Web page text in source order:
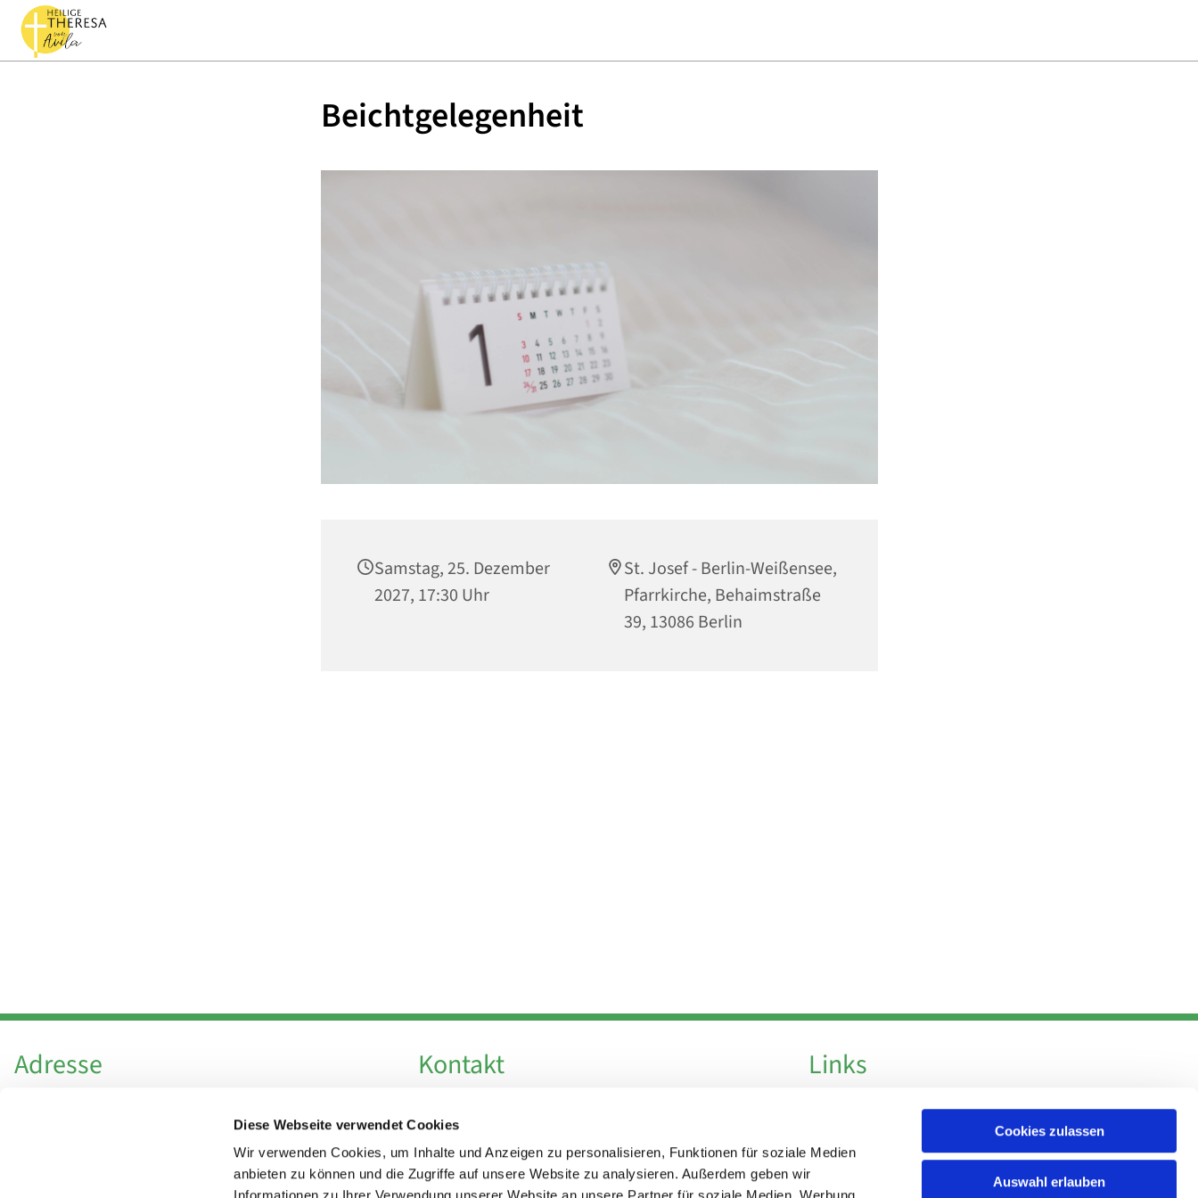
Diese Webseite verwendet Cookies
Wir verwenden Cookies, um Inhalte und Anzeigen zu personalisieren, Funktionen für soziale Medien
anbieten zu können und die Zugriffe auf unsere Website zu analysieren. Außerdem geben wir
Cookies zulassen
Auswahl erlauben
Beichtgelegenheit
Samstag, 25. Dezember
2027, 17:30 Uhr
St. Josef - Berlin-Weißensee,
Pfarrkirche, Behaimstraße
39, 13086 Berlin
Adresse
Hl. Theresa von Avila Berlin Nordost
Leitender Pfarrer - Norbert Pomplun
Kontakt
Fax +49 30 924 54 18
E-Mailinfo@theresa-von-avila-berlin.de
Links
Impressum